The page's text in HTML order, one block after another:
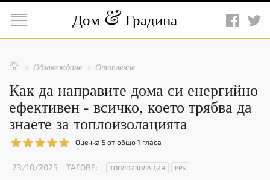
 Дом Градина
  Обзавеждане  Отопление
Как да направите дома си енергийно
ефективен - всичко, което трябва да
знаете за топлоизолацията
Оценка 5 от общо 1 гласа
23/10/2025 ТАГОВЕ: ТОПЛОИЗОЛАЦИЯ EPS